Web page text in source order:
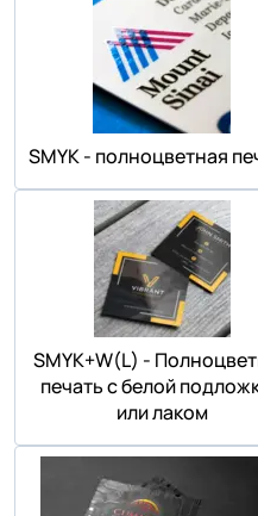
SMYK - полноцветная
SMYK+W(L) -
печать с белой
или лаком